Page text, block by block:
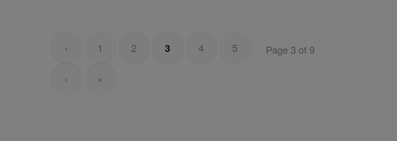
Page 3 of 9
‹ 1 2 3 4 5
› »